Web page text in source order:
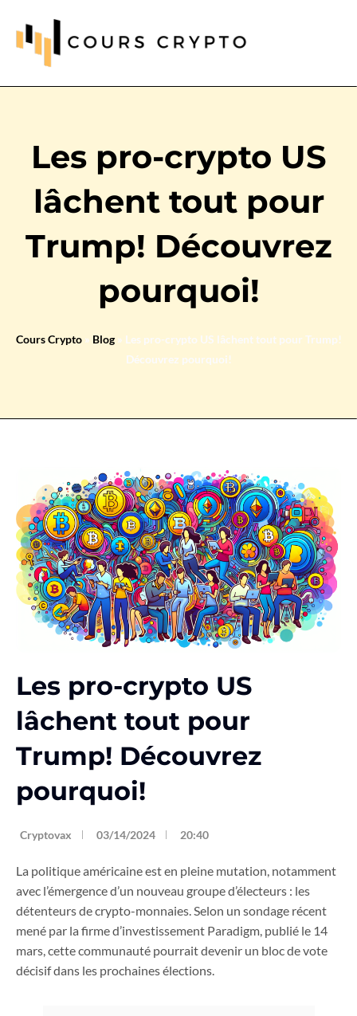
Les pro-crypto US
lâchent tout pour
Trump! Découvrez
pourquoi!
Cours Crypto» Blog» Les pro-crypto US lâchent tout pour Trump!
Découvrez pourquoi!
Les pro-crypto US
lâchent tout pour
Trump! Découvrez
pourquoi!
Cryptovax 03/14/2024 20:40
La politique américaine est en pleine mutation, notamment
avec l’émergence d’un nouveau groupe d’électeurs : les
détenteurs de crypto-monnaies. Selon un sondage récent
mené par la firme d’investissement Paradigm, publié le 14
mars, cette communauté pourrait devenir un bloc de vote
décisif dans les prochaines élections.